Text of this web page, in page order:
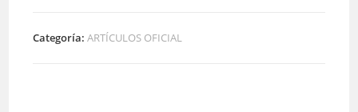
Categoría:ARTÍCULOS OFICIAL